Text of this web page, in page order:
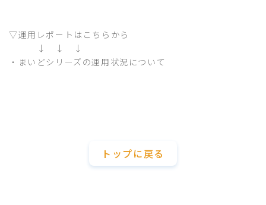
▽運用レポートはこちらから
↓ ↓ ↓
・ まいどシリーズの運用状況について
トップに戻る